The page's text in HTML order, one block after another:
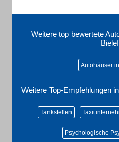
Weitere top bewertete
Autohäuser
Weitere Top-Empfehlungen
Tankstellen
Psychologische